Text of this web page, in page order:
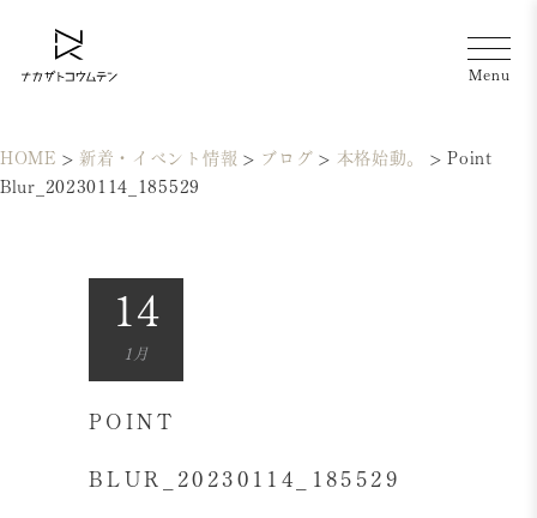
HOME > 新着・イベント情報 > ブログ > 本格始動。 > Point
Blur_20230114_185529
14
1月
POINT
BLUR_20230114_185529